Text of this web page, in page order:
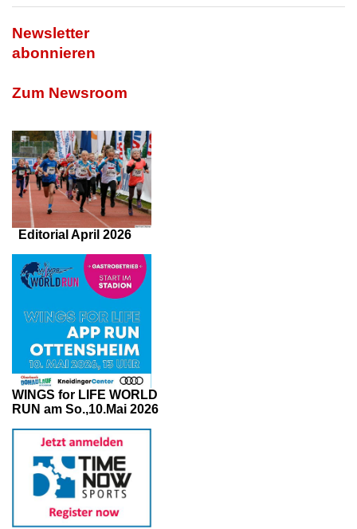
Newsletter
abonnieren
Zum Newsroom
Editorial April 2026
WINGS for LIFE WORLD
RUN am So.,10.Mai 2026